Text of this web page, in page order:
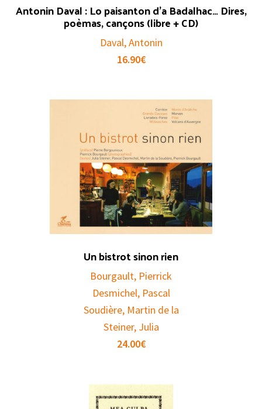
Antonin Daval : Lo paisanton d’a Badalhac… Dires,
poèmas, cançons (libre + CD)
Daval, Antonin
16.90€
Un bistrot sinon rien
Bourgault, Pierrick
Desmichel, Pascal
Soudière, Martin de la
Steiner, Julia
24.00€